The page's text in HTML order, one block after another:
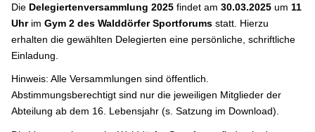
Die Delegiertenversammlung 2025 findet am 30.03.2025 um 11
Uhr im Gym 2 des Walddörfer Sportforums statt. Hierzu
erhalten die gewählten Delegierten eine persönliche, schriftliche
Einladung.
Hinweis: Alle Versammlungen sind öffentlich.
Abstimmungsberechtigt sind nur die jeweiligen Mitglieder der
Abteilung ab dem 16. Lebensjahr (s. Satzung im Download).